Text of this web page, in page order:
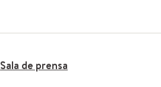
Sala de prensa